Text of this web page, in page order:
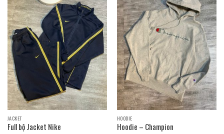
JACKET
Full bộ Jacket Nike
HOODIE
Hoodie – Champion